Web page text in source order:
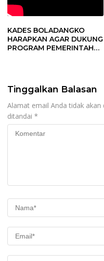
KADES BOLADANGKO
HARAPKAN AGAR DUKUNG
PROGRAM PEMERINTAH
Tinggalkan Balasan
Alamat email Anda tidak akan
ditandai *